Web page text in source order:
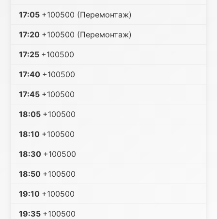
17:05 +100500 (Перемонтаж)
17:20 +100500 (Перемонтаж)
17:25 +100500
17:40 +100500
17:45 +100500
18:05 +100500
18:10 +100500
18:30 +100500
18:50 +100500
19:10 +100500
19:35 +100500